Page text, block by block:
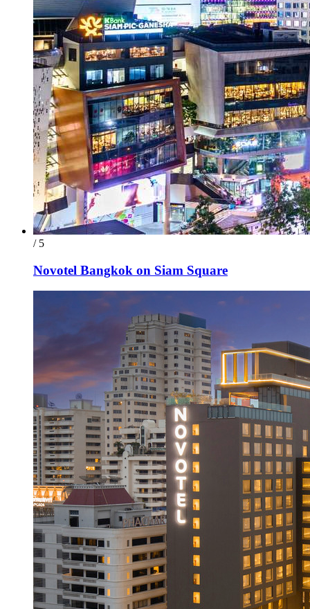
/ 5
Novotel Bangkok on Siam Square